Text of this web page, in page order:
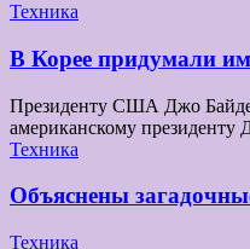
Техника
В Корее придумали
Президенту США Джо
американскому
Техника
Объяснены
Техника